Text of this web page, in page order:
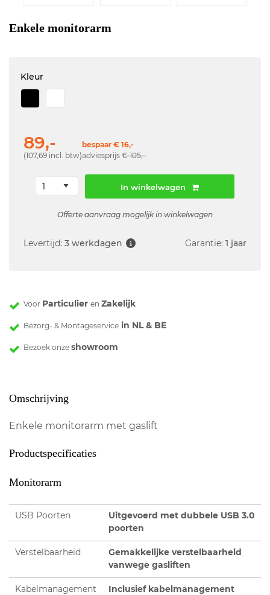
Enkele monitorarm
Kleur
89,-
(107,69 incl. btw)
bespaar € 16,-
adviesprijs € 105,-
In winkelwagen
Offerte aanvraag mogelijk in winkelwagen
Levertijd: 3 werkdagen Garantie: 1 jaar
Voor Particulier en Zakelijk
Bezorg- & Montageservice in NL & BE
Bezoek onze showroom
Omschrijving
Enkele monitorarm met gaslift
Productspecificaties
Monitorarm
USB Poorten
Uitgevoerd met dubbele USB 3.0
poorten
Verstelbaarheid
Gemakkelijke verstelbaarheid
vanwege gasliften
Kabelmanagement Inclusief kabelmanagement